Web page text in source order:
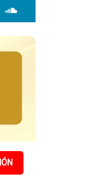
la legislación y